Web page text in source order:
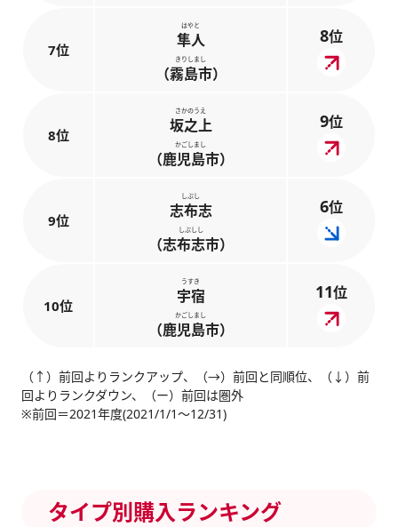
7位
はやと
隼人
きりしまし
（霧島市）
8位
8位
さかのうえ
坂之上
かごしまし
（鹿児島市）
9位
9位
しぶし
志布志
しぶしし
（志布志市）
6位
10位
うすき
宇宿
かごしまし
（鹿児島市）
11位
（↑）前回よりランクアップ、（→）前回と同順位、（↓）前
回よりランクダウン、（ー）前回は圏外
※前回＝2021年度(2021/1/1～12/31)
タイプ別購入ランキング